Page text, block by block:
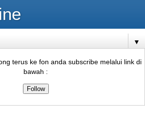
▼
terus ke fon anda subscribe melalui link di
bawah :